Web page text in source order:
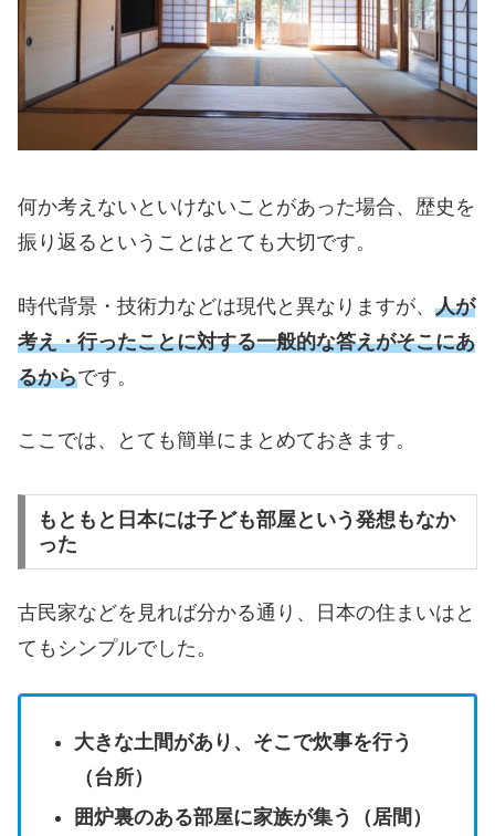
何か考えないといけないことがあった場合、歴史を
振り返るということはとても大切です。
時代背景・技術力などは現代と異なりますが、 人が
考え・行ったことに対する一般的な答えがそこにあ
るからです。
ここでは、とても簡単にまとめておきます。
もともと日本には子ども部屋という発想もなか
った
古民家などを見れば分かる通り、日本の住まいはと
てもシンプルでした。
大きな土間があり、そこで炊事を行う
（台所）
囲炉裏のある部屋に家族が集う（居間）